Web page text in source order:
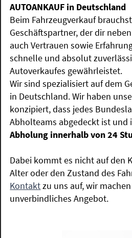
AUTOANKAUF in Deutschland
Beim Fahrzeugverkauf
Geschäftspartner, der dir
auch Vertrauen sowie
schnelle und absolut
Autoverkaufes gewährleistet.
Wir sind spezialisiert auf dem
in Deutschland. Wir haben
konzipiert, dass jedes
Abholteams abgedeckt ist und
Abholung innerhalb von 24
Dabei kommt es nicht auf den
Alter oder den Zustand des
Kontaktzu uns auf, wir
unverbindliches Angebot.